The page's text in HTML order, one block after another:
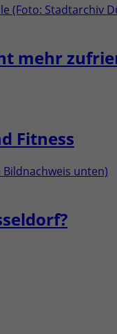
mehr
Fitness